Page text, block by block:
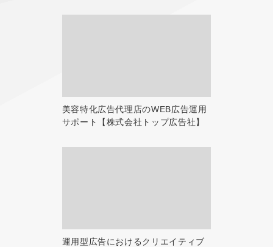
美容特化広告代理店のWEB広告運用
サポート【株式会社トップ広告社】
運用型広告におけるクリエイティブ